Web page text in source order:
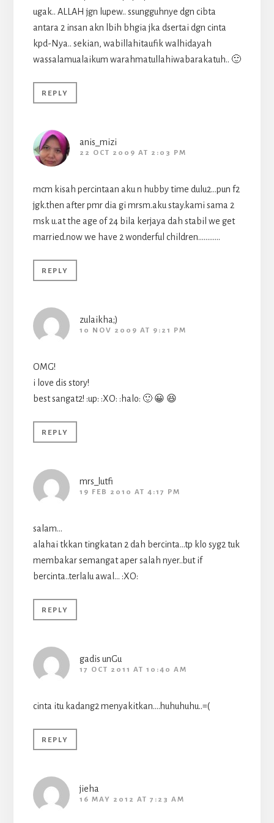
ugak.. ALLAH jgn lupew.. ssungguhnye dgn cibta
antara 2 insan akn lbih bhgia jka dsertai dgn cinta
kpd-Nya.. sekian, wabillahitaufik walhidayah
wassalamualaikum warahmatullahiwabarakatuh.. 🙂
REPLY
anis_mizi
22 OCT 2009 AT 2:03 PM
mcm kisah percintaan aku n hubby time dulu2…pun f2
jgk.then after pmr dia gi mrsm.aku stay.kami sama 2
msk u.at the age of 24 bila kerjaya dah stabil we get
married.now we have 2 wonderful children…………
REPLY
zulaikha;)
10 NOV 2009 AT 9:21 PM
OMG!
i love dis story!
best sangat2! :up: :XO: :halo: 🙂 😀 😆
REPLY
mrs_lutfi
19 FEB 2010 AT 4:17 PM
salam…
alahai tkkan tingkatan 2 dah bercinta…tp klo syg2 tuk
membakar semangat aper salah nyer..but if
bercinta..terlalu awal… :XO:
REPLY
gadis unGu
17 OCT 2011 AT 10:40 AM
cinta itu kadang2 menyakitkan….huhuhuhu..=(
REPLY
jieha
16 MAY 2012 AT 7:23 AM